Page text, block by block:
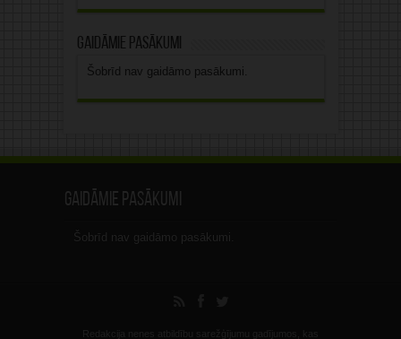
Gaidāmie pasākumi
Šobrīd nav gaidāmo pasākumi.
Gaidāmie pasākumi
Šobrīd nav gaidāmo pasākumi.
Redakcija nenes atbildību sarežģījumu gadījumos, kas